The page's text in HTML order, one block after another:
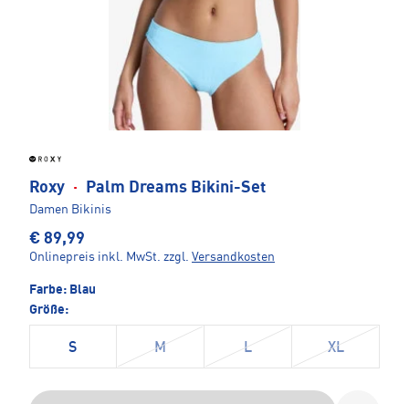
Roxy · Palm Dreams Bikini-Set
Damen Bikinis
€ 89,99
Onlinepreis inkl. MwSt. zzgl. Versandkosten
Farbe: Blau
Größe:
S M L XL